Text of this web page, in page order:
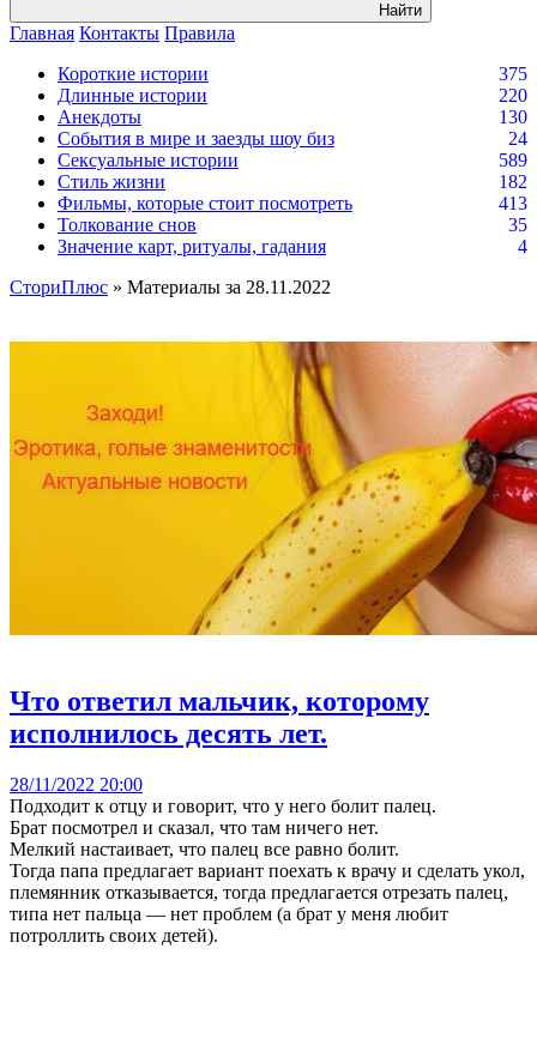
Найти
Главная Контакты Правила
Короткие истории
375
Длинные истории
220
Анекдоты
130
События в мире и заезды шоу биз
24
Сексуальные истории
589
Стиль жизни
182
Фильмы, которые стоит посмотреть
413
Толкование снов
35
Значение карт, ритуалы, гадания
4
СториПлюс » Материалы за 28.11.2022
Что ответил мальчик, которому
исполнилось десять лет.
28/11/2022 20:00
Подходит к отцу и говорит, что у него болит палец.
Брат посмотрел и сказал, что там ничего нет.
Мелкий настаивает, что палец все равно болит.
Тогда папа предлагает вариант поехать к врачу и сделать укол,
племянник отказывается, тогда предлагается отрезать палец,
типа нет пальца — нет проблем (а брат у меня любит
потроллить своих детей).